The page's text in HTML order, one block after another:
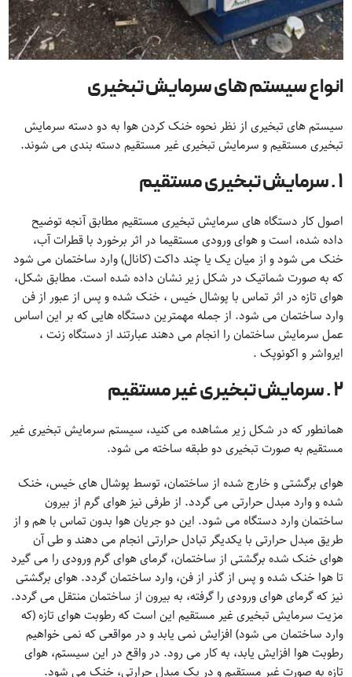
انواع سیستم های سرمایش تبخیری
سیستم های تبخیری از نظر نحوه خنک کردن هوا به دو دسته سرمایش
تبخیری مستقیم و سرمایش تبخیری غیر مستقیم دسته بندی می شوند.
۱ . سرمایش تبخیری مستقیم
اصول کار دستگاه های سرمایش تبخیری مستقیم مطابق آنجه توضیح
داده شده، است و هوای ورودی مستقیما در اثر برخورد با قطرات آب،
خنک می شود و از میان یک یا چند داکت (کانال) وارد ساختمان می شود
که به صورت شماتیک در شکل زیر نشان داده شده است. مطابق شکل،
هوای تازه در اثر تماس با پوشال خیس ، خنک شده و پس از عبور از فن
وارد ساختمان می شود. از جمله مهمترین دستگاه هایی که بر این اساس
عمل سرمایش ساختمان را انجام می دهند عبارتند از دستگاه زنت ،
ایرواشر و اکونوپک .
۲ . سرمایش تبخیری غیر مستقیم
همانطور که در شکل زیر مشاهده می کنید، سیستم سرمایش تبخیری غیر
مستقیم به صورت تبخیری دو طبقه ساخته می شود.
هوای برگشتی و خارج شده از ساختمان، توسط پوشال های خیس، خنک
شده و وارد مبدل حرارتی می گردد. از طرفی نیز هوای گرم از بیرون
ساختمان وارد دستگاه می شود. این دو جریان هوا بدون تماس با هم و از
طریق مبدل حرارتی با یکدیگر تبادل حرارتی انجام می دهند و طی آن
هوای خنک شده برگشتی از ساختمان، گرمای هوای گرم ورودی را می گیرد
تا هوا خنک شده و پس از گذر از فن، وارد ساختمان گردد. هوای برگشتی
نیز که گرمای هوای ورودی را گرفته، به بیرون از ساختمان منتقل می گردد.
مزیت سرمایش تبخیری غیر مستقیم این است که رطوبت هوای تازه (که
وارد ساختمان می شود) افزایش نمی یابد و در مواقعی که نمی خواهیم
رطوبت هوا افزایش یابد، به کار می رود. در واقع در این سیستم، هوای
تازه به صورت غیر مستقیم و در یک مبدل حرارتی، خنک می شود.